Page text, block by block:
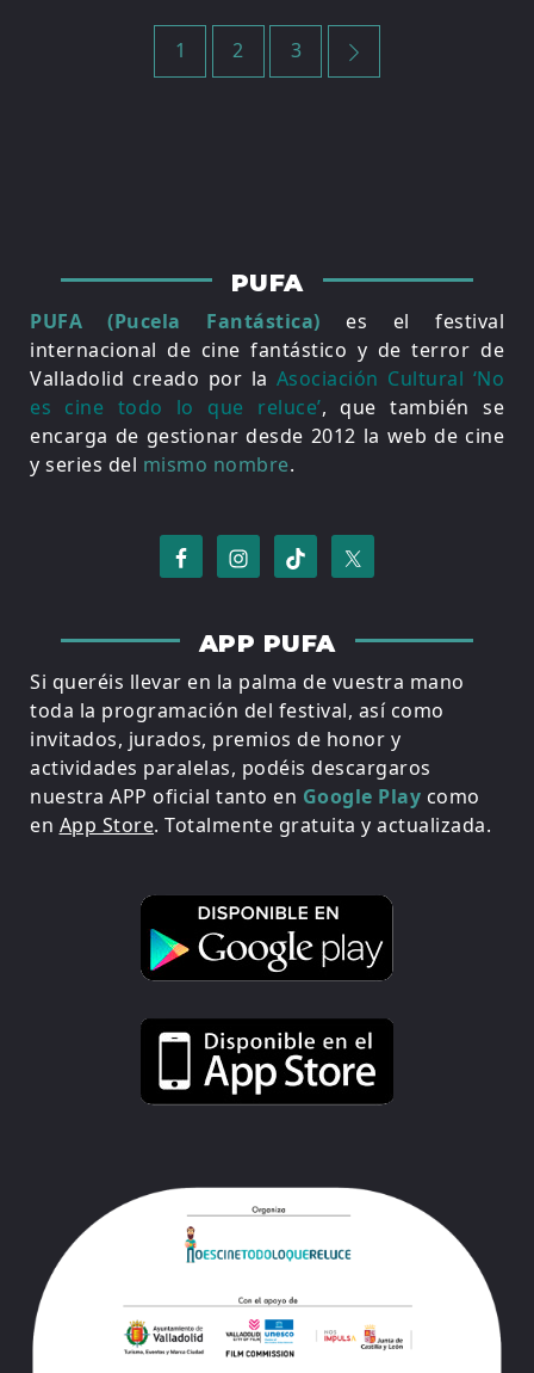
Paginación
1 2 3
PUFA
PUFA (Pucela Fantástica) es el festival
internacional de cine fantástico y de terror de
Valladolid creado por la Asociación Cultural ‘No
es cine todo lo que reluce’, que también se
encarga de gestionar desde 2012 la web de cine
y series del mismo nombre.
APP PUFA
Si queréis llevar en la palma de vuestra mano
toda la programación del festival, así como
invitados, jurados, premios de honor y
actividades paralelas, podéis descargaros
nuestra APP oficial tanto en Google Play como
en App Store. Totalmente gratuita y actualizada.